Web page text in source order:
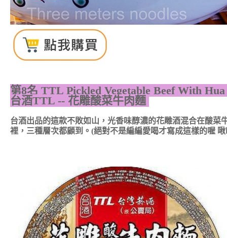
第8名 TTL Pickled Vegetable Beef With
台酒TTL -- 花雕酸菜牛肉麵
台酒出品的這款不敗如山，光香味醇濃的花雕酒混合在酸菜
裡，三種層次都顧到。(絕對不是編編愛喝才寫成這樣的喔 啾